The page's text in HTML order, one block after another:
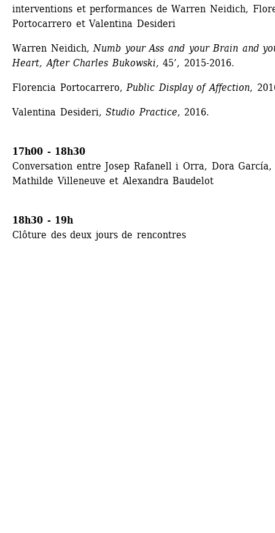
interventions et performances de Warren Neidich,
Portocarrero et Valentina Desideri
Warren Neidich, Numb your Ass and your Brain and
Heart, After Charles Bukowski, 45’, 2015-2016.
Florencia Portocarrero, Public Display of Affection,
Valentina Desideri, Studio Practice, 2016.
17h00 - 18h30
Conversation entre Josep Rafanell i Orra, Dora García,
Mathilde Villeneuve et Alexandra Baudelot
18h30 - 19h
Clôture des deux jours de rencontres